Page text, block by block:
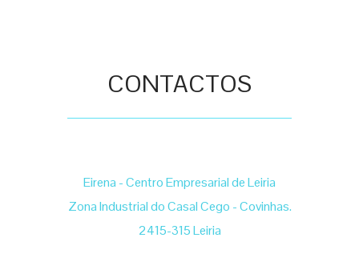
CONTACTOS
Eirena - Centro Empresarial de Leiria
Zona Industrial do Casal Cego - Covinhas.
2415-315 Leiria